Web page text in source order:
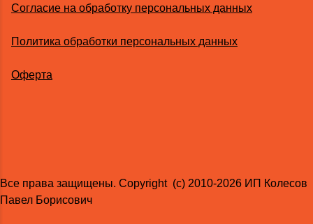
Согласие на обработку персональных данных
Политика обработки персональных данных
Оферта
Все права защищены. Copyright (с) 2010-2026 ИП Колесов
Павел Борисович